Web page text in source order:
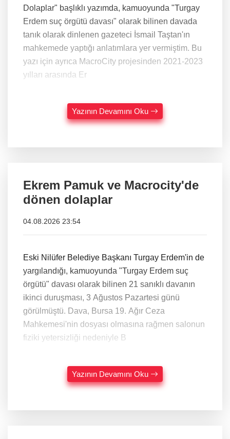
Dolaplar" başlıklı yazımda, kamuoyunda "Turgay
Erdem suç örgütü davası" olarak bilinen davada
tanık olarak dinlenen gazeteci İsmail Taştan'ın
mahkemede yaptığı anlatımlara yer vermiştim. Bu
yazı için ayrıca MacroCity projesinden 2021-2023
yılları arasında Er
Yazının Devamını Oku
Ekrem Pamuk ve Macrocity'de
dönen dolaplar
04.08.2026 23:54
Eski Nilüfer Belediye Başkanı Turgay Erdem'in de
yargılandığı, kamuoyunda "Turgay Erdem suç
örgütü" davası olarak bilinen 21 sanıklı davanın
ikinci duruşması, 3 Ağustos Pazartesi günü
görülmüştü. Dava, Bursa 19. Ağır Ceza
Mahkemesi'nin dosyası olmasına rağmen salonun
fiziki yetersizliği nedeniyle B
Yazının Devamını Oku